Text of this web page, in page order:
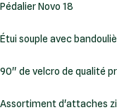
Pédalier Novo 18
Étui souple avec
90" de velcro de qualité
Assortiment d'attaches